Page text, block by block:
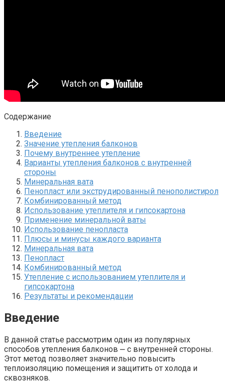
Содержание
Введение
Значение утепления балконов
Почему внутреннее утепление
Варианты утепления балконов с внутренней
стороны
Минеральная вата
Пенопласт или экструдированный пенополистирол
Комбинированный метод
Использование утеплителя и гипсокартона
Применение минеральной ваты
Использование пенопласта
Плюсы и минусы каждого варианта
Минеральная вата
Пенопласт
Комбинированный метод
Утепление с использованием утеплителя и
гипсокартона
Результаты и рекомендации
Введение
В данной статье рассмотрим один из популярных
способов утепления балконов ⎼ с внутренней стороны.
Этот метод позволяет значительно повысить
теплоизоляцию помещения и защитить от холода и
сквозняков.​